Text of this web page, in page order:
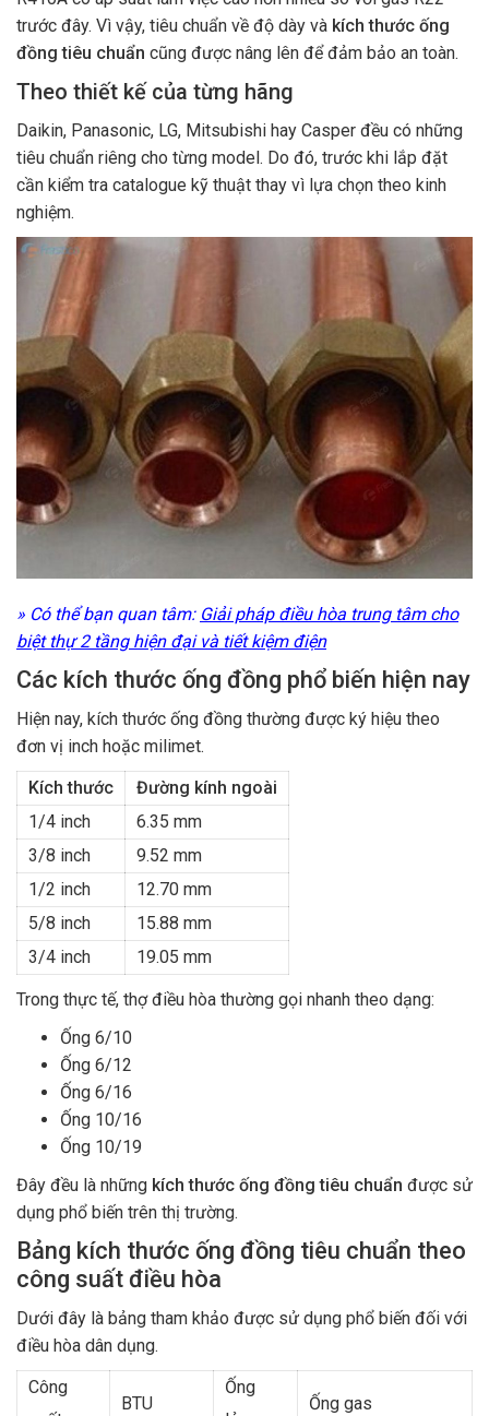
trước đây. Vì vậy, tiêu chuẩn về độ dày và kích thước ống
đồng tiêu chuẩn cũng được nâng lên để đảm bảo an toàn.
Theo thiết kế của từng hãng
Daikin, Panasonic, LG, Mitsubishi hay Casper đều có những
tiêu chuẩn riêng cho từng model. Do đó, trước khi lắp đặt
cần kiểm tra catalogue kỹ thuật thay vì lựa chọn theo kinh
nghiệm.
» Có thể bạn quan tâm: Giải pháp điều hòa trung tâm cho
biệt thự 2 tầng hiện đại và tiết kiệm điện
Các kích thước ống đồng phổ biến hiện nay
Hiện nay, kích thước ống đồng thường được ký hiệu theo
đơn vị inch hoặc milimet.
Kích thước
Đường kính ngoài
1/4 inch
6.35 mm
3/8 inch
9.52 mm
1/2 inch
12.70 mm
5/8 inch
15.88 mm
3/4 inch
19.05 mm
Trong thực tế, thợ điều hòa thường gọi nhanh theo dạng:
Ống 6/10
Ống 6/12
Ống 6/16
Ống 10/16
Ống 10/19
Đây đều là những kích thước ống đồng tiêu chuẩn được sử
dụng phổ biến trên thị trường.
Bảng kích thước ống đồng tiêu chuẩn theo
công suất điều hòa
Dưới đây là bảng tham khảo được sử dụng phổ biến đối với
điều hòa dân dụng.
Công
BTU
Ống
Ống gas